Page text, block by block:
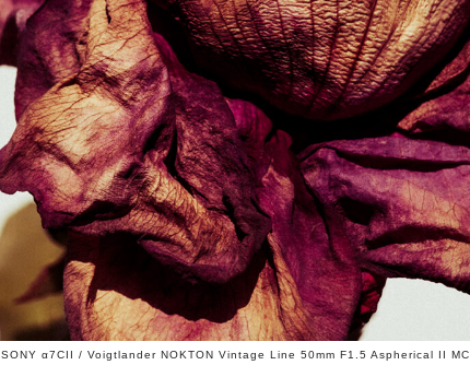
SONY α7CII / Voigtlander NOKTON Vintage Line 50mm F1.5 Aspherical II MC